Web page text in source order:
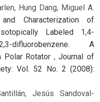
Hung Dang, Miguel A.
Characterization of
Labeled 1,4-
2,3-difluorobenzene. A
Polar Rotator ,Journal of
Vol. 52 No. 2 (2008):
Jesús Sandoval-